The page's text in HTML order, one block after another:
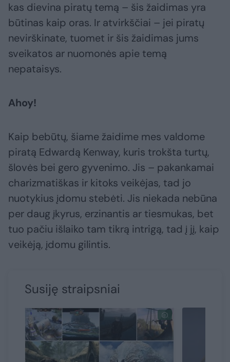
kas dievina piratų temą – šis žaidimas yra
būtinas kaip oras. Ir atvirkščiai – jei piratų
nevirškinate, tuomet ir šis žaidimas jums
sveikatos ar nuomonės apie temą
nepataisys.
Ahoy!
Kaip bebūtų, šiame žaidime mes valdome
piratą Edwardą Kenway, kuris trokšta turtų,
šlovės bei gero gyvenimo. Jis – pakankamai
charizmatiškas ir kitoks veikėjas, tad jo
nuotykius įdomu stebėti. Jis niekada nebūna
per daug įkyrus, erzinantis ar tiesmukas, bet
tuo pačiu išlaiko tam tikrą intrigą, tad į jį, kaip
veikėją, įdomu gilintis.
Susiję straipsniai